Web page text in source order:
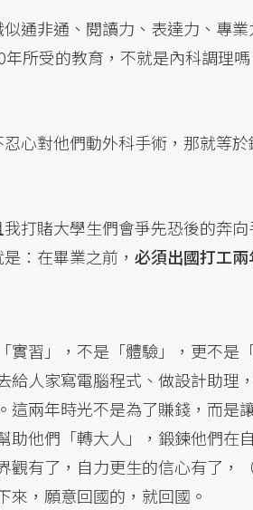
通非通、閱讀力、表達力、專
所受的教育，不就是內科調理嗎
心對他們動外科手術，那就等
打賭大學生們會爭先恐後的奔
：在畢業之前， 必須出國打工
實習」，不是「體驗」，更不是
給人家寫電腦程式、做設計助理
這兩年時光不是為了賺錢，而是
助他們「轉大人」，鍛鍊他們在
觀有了，自力更生的信心有了，
來，願意回國的，就回國。